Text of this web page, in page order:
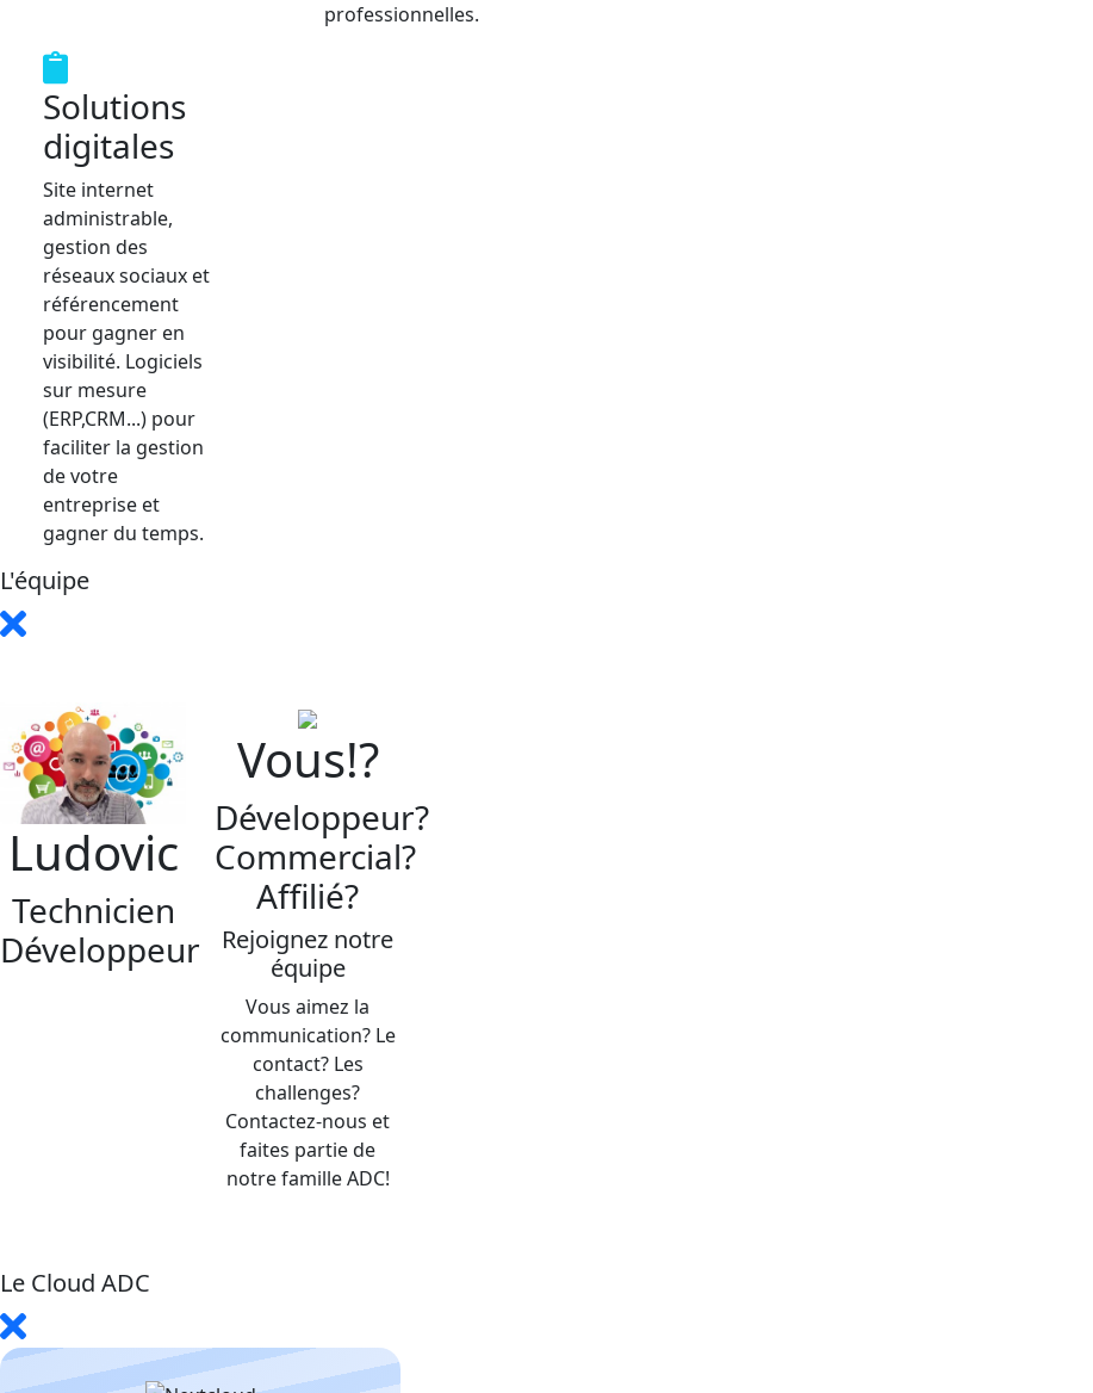
professionnelles.
Solutions
digitales
Site internet
administrable,
gestion des
réseaux sociaux et
référencement
pour gagner en
visibilité. Logiciels
sur mesure
(ERP,CRM...) pour
faciliter la gestion
de votre
entreprise et
gagner du temps.
L'équipe
Ludovic
Technicien
Développeur
Vous!?
Développeur?
Commercial?
Affilié?
Rejoignez notre
équipe
Vous aimez la
communication? Le
contact? Les
challenges?
Contactez-nous et
faites partie de
notre famille ADC!
Le Cloud ADC